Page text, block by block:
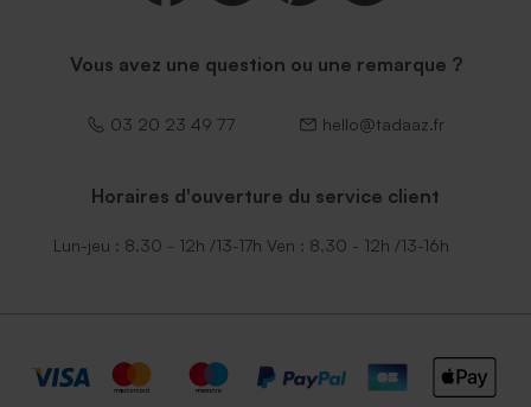
Vous avez une question ou une remarque ?
03 20 23 49 77 hello@tadaaz.fr
Horaires d'ouverture du service client
Lun-jeu : 8.30 - 12h /13-17h Ven : 8.30 - 12h /13-16h